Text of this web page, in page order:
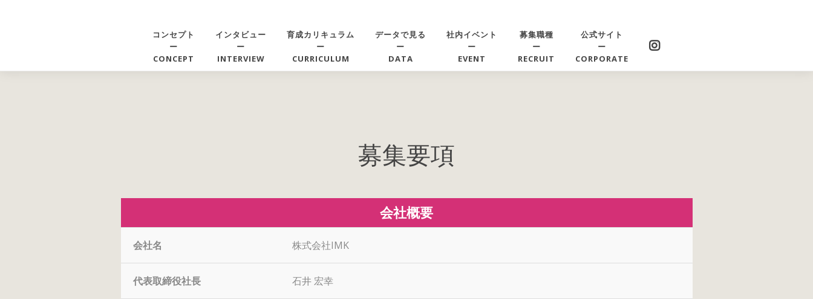
コンセプト
ー
CONCEPT
インタビュー
ー
INTERVIEW
育成カリキュラム
ー
CURRICULUM
データで見る
ー
DATA
社内イベント
ー
EVENT
募集職種
ー
RECRUIT
公式サイト
ー
CORPORATE
募集要項
会社概要
会社名 株式会社IMK
代表取締役社長 石井 宏幸